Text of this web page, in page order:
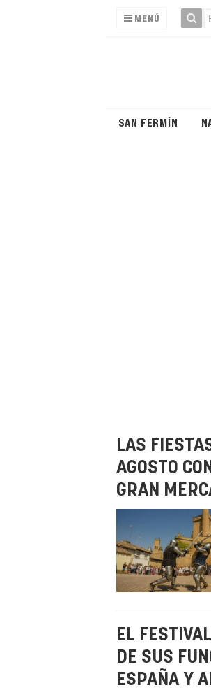
MENÚ
SAN FERMÍN
LAS
AGOSTO
GRAN
EL
DE SUS
ESPAÑA Y